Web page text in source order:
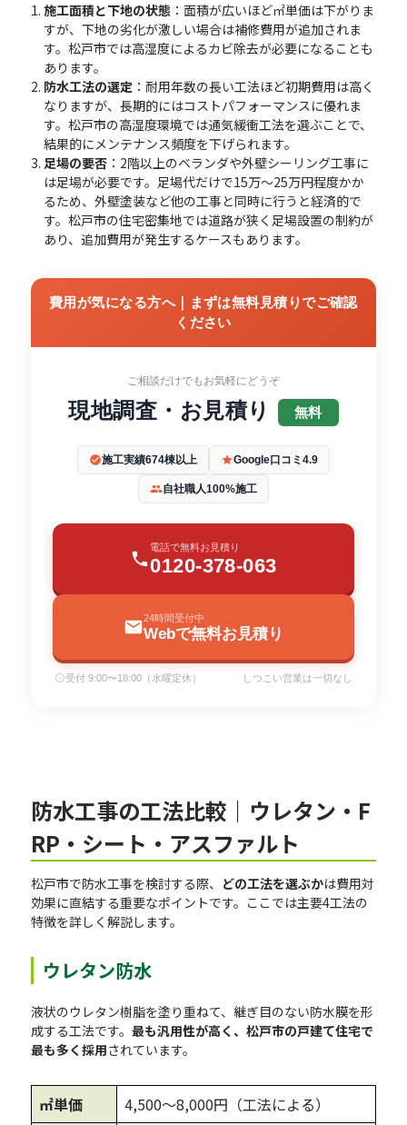
施工面積と下地の状態 ：面積が広いほど㎡単価は下がりま
すが、下地の劣化が激しい場合は補修費用が追加されま
す。松戸市では高湿度によるカビ除去が必要になることも
あります。
防水工法の選定 ：耐用年数の長い工法ほど初期費用は高く
なりますが、長期的にはコストパフォーマンスに優れま
す。松戸市の高湿度環境では通気緩衝工法を選ぶことで、
結果的にメンテナンス頻度を下げられます。
足場の要否 ：2階以上のベランダや外壁シーリング工事に
は足場が必要です。足場代だけで15万〜25万円程度かか
るため、外壁塗装など他の工事と同時に行うと経済的で
す。松戸市の住宅密集地では道路が狭く足場設置の制約が
あり、追加費用が発生するケースもあります。
費用が気になる方へ｜まずは無料見積りでご確認
ください
ご相談だけでもお気軽にどうぞ
現地調査・お見積り 無料
施工実績674棟以上 Google口コミ4.9
自社職人100%施工
電話で無料お見積り
0120-378-063
24時間受付中
Webで無料お見積り
受付 9:00〜18:00（水曜定休） しつこい営業は一切なし
防水工事の工法比較｜ウレタン・F
RP・シート・アスファルト
松戸市で防水工事を検討する際、 どの工法を選ぶかは費用対
効果に直結する重要なポイントです。ここでは主要4工法の
特徴を詳しく解説します。
ウレタン防水
液状のウレタン樹脂を塗り重ねて、継ぎ目のない防水膜を形
成する工法です。 最も汎用性が高く、松戸市の戸建て住宅で
最も多く採用されています。
㎡単価
4,500〜8,000円（工法による）